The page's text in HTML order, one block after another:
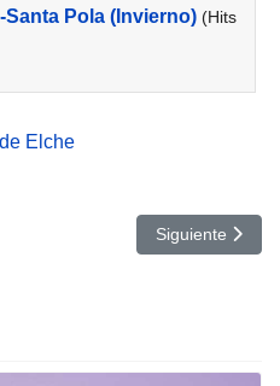
Pola (Invierno) (Hits
Elche
Cines Odeón ElcheArtículo
Siguiente